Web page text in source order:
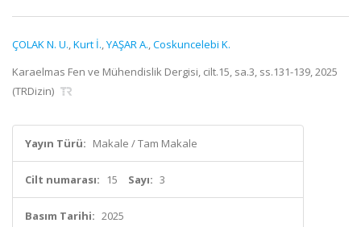
ÇOLAK N. U.,Kurt İ.,YAŞAR A.,Coskuncelebi K.
Karaelmas Fen ve Mühendislik Dergisi, cilt.15, sa.3, ss.131-139, 2025
(TRDizin)
Yayın Türü: Makale / Tam Makale
Cilt numarası: 15 Sayı: 3
Basım Tarihi: 2025